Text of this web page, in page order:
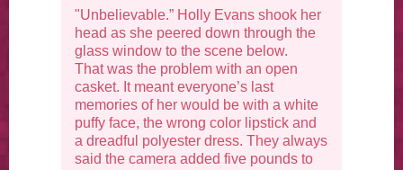
"Unbelievable.” Holly Evans shook her
head as she peered down through the
glass window to the scene below.
That was the problem with an open
casket. It meant everyone’s last
memories of her would be with a white
puffy face, the wrong color lipstick and
a dreadful polyester dress. They always
said the camera added five pounds to